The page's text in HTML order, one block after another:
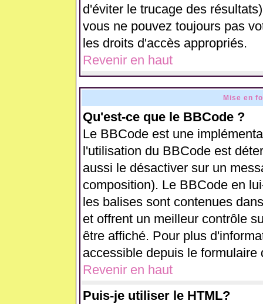
d'éviter le trucage des
vous ne pouvez toujours pas
les droits d'accès appropriés.
Revenir en haut
Mise en
Qu'est-ce que le BBCode ?
Le BBCode est une
l'utilisation du BBCode est
aussi le désactiver sur un
composition). Le BBCode en
les balises sont contenues
et offrent un meilleur contrôle
être affiché. Pour plus
accessible depuis le formulaire
Revenir en haut
Puis-je utiliser le HTML?